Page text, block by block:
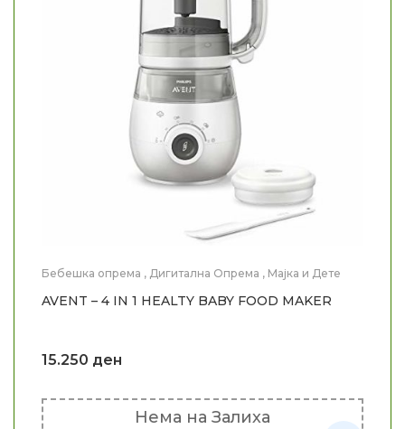
Бебешка опрема , Дигитална Опрема , Мајка и Дете
AVENT – 4 IN 1 HEALTY BABY FOOD MAKER
15.250 ден
Нема на Залиха